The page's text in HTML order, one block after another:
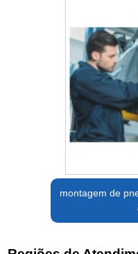
montagem de